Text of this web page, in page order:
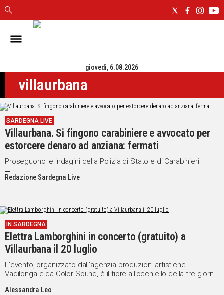
IN
CAGLIARI
SASSARI
NUORO
ORISTANO
SULCIS
GALLURA
OGLIASTRA
MEDIO
CAMPIDANO
NOTIZIE
POLITICA
IN
ITALIA
MONDO
giovedì, 6.08.2026
villaurbana
SARDEGNA LIVE
Villaurbana. Si fingono carabiniere e avvocato per
estorcere denaro ad anziana: fermati
Proseguono le indagini della Polizia di Stato e di Carabinieri
Redazione Sardegna Live
IN SARDEGNA
Elettra Lamborghini in concerto (gratuito) a
Villaurbana il 20 luglio
L’evento, organizzato dall’agenzia produzioni artistiche
Vadilonga e da Color Sound, è il fiore all’occhiello della tre giorni
di festeggiamenti dedicati alla patrona Santa Margherita
Alessandra Leo